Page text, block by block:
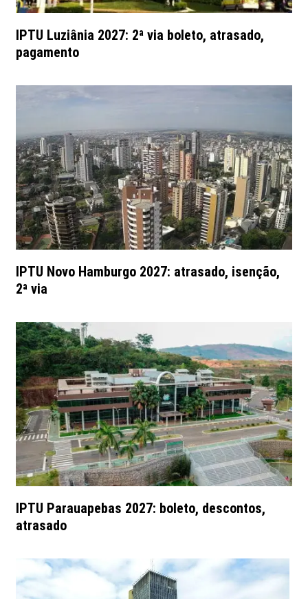
IPTU Luziânia 2027: 2ª via boleto, atrasado,
pagamento
IPTU Novo Hamburgo 2027: atrasado, isenção,
2ª via
IPTU Parauapebas 2027: boleto, descontos,
atrasado